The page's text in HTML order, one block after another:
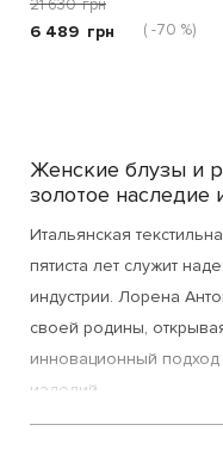
21 630 грн
6 489 грн ( -70 %)
Женские блузы и
золотое наследие
Итальянская
пятиста лет служит
индустрии. Лорена
своей родины,
инновационный
изделий.
Женские блузы